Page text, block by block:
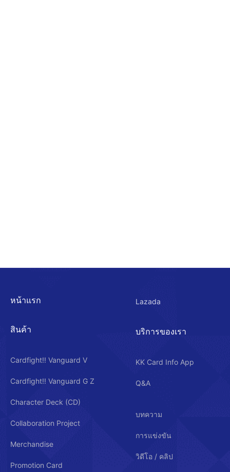
หน้าแรก
สินค้า
Cardfight!! Vanguard V
Cardfight!! Vanguard G Z
Character Deck (CD)
Collaboration Project
Merchandise
Promotion Card
Lazada
บริการของเรา
KK Card Info App
Q&A
บทความ
การแข่งขัน
วิดีโอ / คลิป